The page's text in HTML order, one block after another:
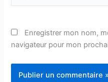
Enregistrer mon nom,
navigateur pour mon